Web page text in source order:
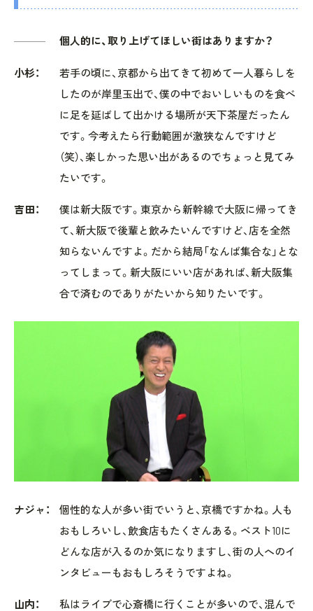
個人的に、取り上げてほしい街はありますか？
小杉：
若手の頃に、京都から出てきて初めて一人暮らしを
したのが岸里玉出で、僕の中でおいしいものを食べ
に足を延ばして出かける場所が天下茶屋だったん
です。今考えたら行動範囲が激狭なんですけど
（笑）、楽しかった思い出があるのでちょっと見てみ
たいです。
吉田：
僕は新大阪です。東京から新幹線で大阪に帰ってき
て、新大阪で後輩と飲みたいんですけど、店を全然
知らないんですよ。だから結局「なんば集合な」とな
ってしまって。新大阪にいい店があれば、新大阪集
合で済むのでありがたいから知りたいです。
ナジャ：
個性的な人が多い街でいうと、京橋ですかね。人も
おもしろいし、飲食店もたくさんある。ベスト10に
どんな店が入るのか気になりますし、街の人へのイ
ンタビューもおもしろそうですよね。
山内：
私はライブで心斎橋に行くことが多いので、混んで